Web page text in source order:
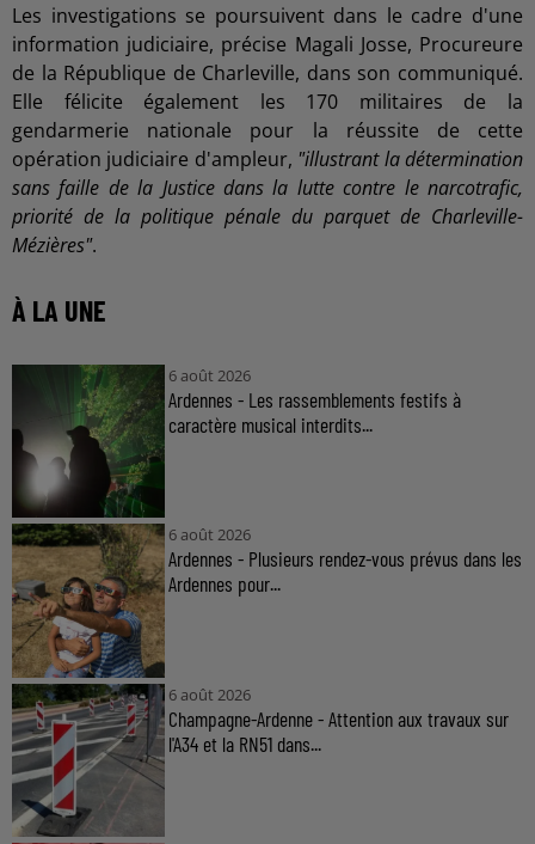
Les investigations se poursuivent dans le cadre d'une
information judiciaire, précise Magali Josse, Procureure
de la République de Charleville, dans son communiqué.
Elle félicite également les 170 militaires de la
gendarmerie nationale pour la réussite de cette
opération judiciaire d'ampleur, "illustrant la détermination
sans faille de la Justice dans la lutte contre le narcotrafic,
priorité de la politique pénale du parquet de Charleville-
Mézières".
À LA UNE
6 août 2026
Ardennes - Les rassemblements festifs à
caractère musical interdits...
6 août 2026
Ardennes - Plusieurs rendez-vous prévus dans les
Ardennes pour...
6 août 2026
Champagne-Ardenne - Attention aux travaux sur
l'A34 et la RN51 dans...